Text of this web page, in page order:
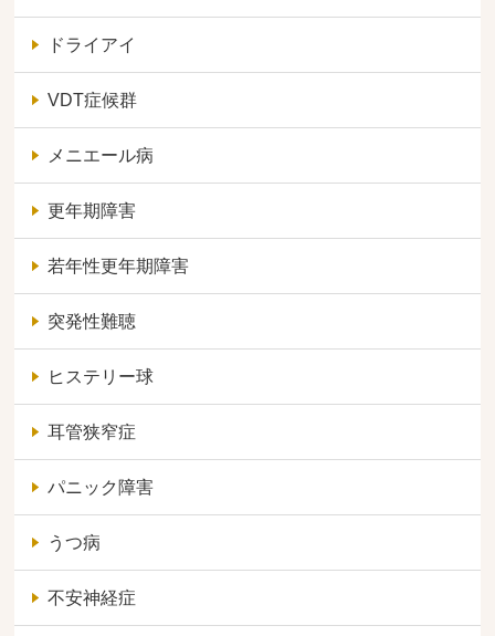
ドライアイ
VDT症候群
メニエール病
更年期障害
若年性更年期障害
突発性難聴
ヒステリー球
耳管狭窄症
パニック障害
うつ病
不安神経症